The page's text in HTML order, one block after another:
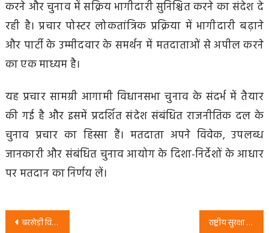
करने और चुनाव में सक्रिय भागीदारी सुनिश्चित करने का संदेश दे
रही है। प्रचार पोस्टर लोकतांत्रिक प्रक्रिया में भागीदारी बढ़ाने
और पार्टी के उम्मीदवार के समर्थन में मतदाताओं से अपील करने
का एक माध्यम है।
यह प्रचार सामग्री आगामी विधानसभा चुनाव के संदर्भ में तैयार
की गई है और इसमें प्रदर्शित संदेश संबंधित राजनीतिक दल के
चुनाव प्रचार का हिस्सा हैं। मतदाता अपने विवेक, उपलब्ध
जानकारी और संबंधित चुनाव आयोग के दिशा-निर्देशों के आधार
पर मतदान का निर्णय लें।
Post
बरखेड़ी विधानसभा चुनाव 2027: RSP प्रत्याशी राजेश कुमार सदा का शिक्षा, रोजगार और इलाज पर जोर राष्ट्रीय सुरक्षा पार्टी (RSP) के प्रमुख उद्देश्य: मुफ्त शिक्षा, स्वास्थ्य, रोजगार और महिला सुरक्षा